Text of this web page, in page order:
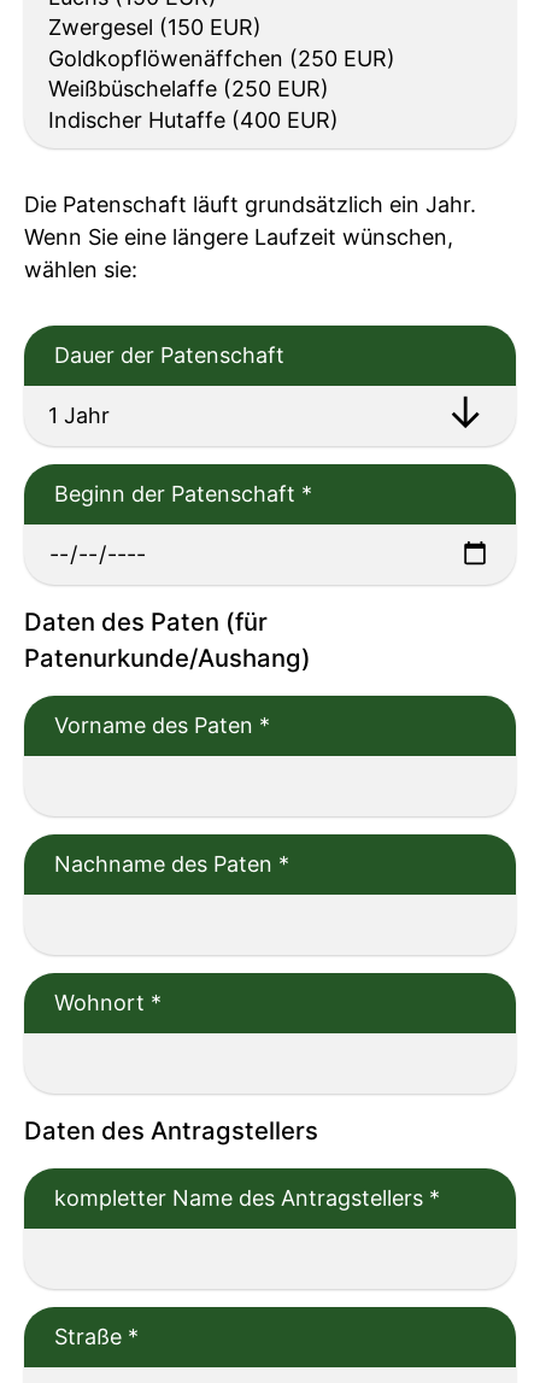
Die Patenschaft läuft grundsätzlich ein Jahr.
Wenn Sie eine längere Laufzeit wünschen,
wählen sie:
Dauer der Patenschaft
Beginn der Patenschaft *
Daten des Paten (für
Patenurkunde/Aushang)
Vorname des Paten *
Nachname des Paten *
Wohnort *
Daten des Antragstellers
kompletter Name des Antragstellers *
Straße *